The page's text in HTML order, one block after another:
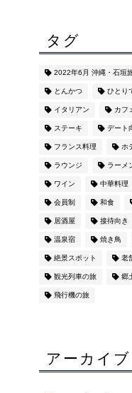
タグ
2022年6月 沖縄・石垣
とんかつ ひとり
イタリアン カフ
ステーキ デート
フランス料理 ホ
ラウンジ ラーメ
ワイン 中華料理
会員制 和食
居酒屋 接待向き
温泉宿 焼き鳥
絶景スポット 老
観光列車の旅 郷
飛行機の旅
アーカイブ